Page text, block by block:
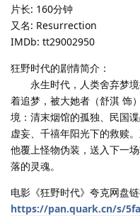
片长: 160分钟
又名: Resurrection
IMDb: tt29002950
狂野时代的剧情简介：
永生时代，人类舍弃梦境
着追梦，被大她者（舒淇 饰
境：清末烟馆的孤独、民国
虚妄、千禧年阳光下的救赎
他覆上怪物伪装，送入下一
落的灵魂。
电影《狂野时代》夸克网盘链
https://pan.quark.cn/s/